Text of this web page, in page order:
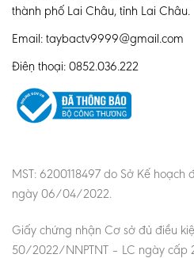
thành phố Lai Châu, tỉnh Lai Châu.
Email: taybactv9999@gmail.com
Điện thoại: 0852.036.222
MST: 6200118497 do Sở Kế
ngày 06/04/2022.
Giấy chứng nhận Cơ sở đủ điều
50/2022/NNPTNT – LC ngày